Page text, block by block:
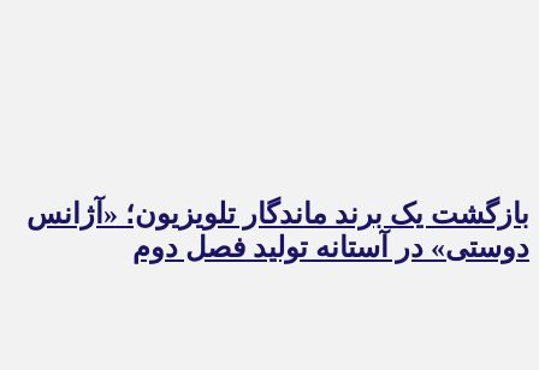
بازگشت یک برند ماندگار تلویزیون؛ «آژانس
دوستی» در آستانه تولید فصل دوم